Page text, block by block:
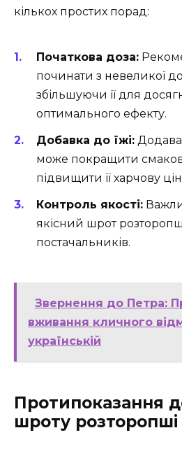
кількох простих порад:
Початкова доза:
починати з невеликої
збільшуючи її для
оптимального ефекту.
Добавка до їжі:
може покращити смакові
підвищити її харчову
Контроль якості:
якісний шрот
постачальників.
Звернення до Петра:
вживання кличного
українській
Протипоказання
шроту розторопші